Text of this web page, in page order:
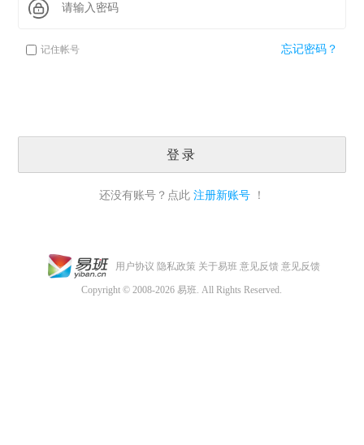
记住帐号 忘记密码？
登录
还没有账号？点此 注册新账号 ！
用户协议 隐私政策 关于易班 意见反馈 意见反馈
Copyright © 2008-2026 易班. All Rights Reserved.